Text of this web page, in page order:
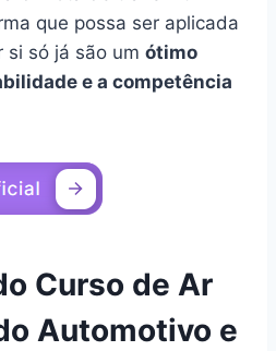
que possa ser aplicada
si só já são um ótimo
e a competência
Curso de Ar
Automotivo e